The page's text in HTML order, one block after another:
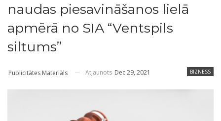
naudas piesavināšanos lielā
apmērā no SIA “Ventspils
siltums”
BIZNESS
Publicitātes Materiāls Atjaunots Dec 29, 2021